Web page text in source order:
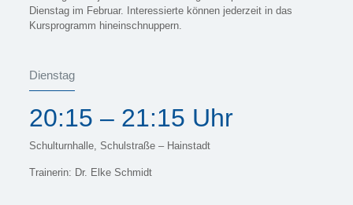
Dienstag im Februar. Interessierte können jederzeit in das
Kursprogramm hineinschnuppern.
Dienstag
20:15 – 21:15 Uhr
Schulturnhalle, Schulstraße – Hainstadt
Trainerin: Dr. Elke Schmidt